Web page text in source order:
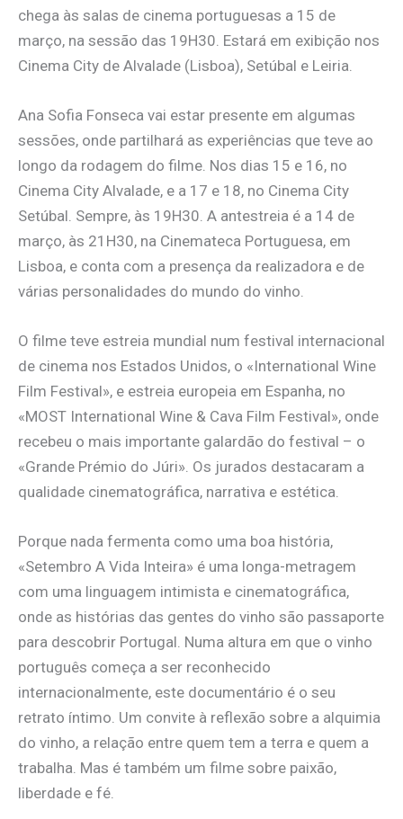
chega às salas de cinema portuguesas a 15 de
março, na sessão das 19H30. Estará em exibição nos
Cinema City de Alvalade (Lisboa), Setúbal e Leiria.
Ana Sofia Fonseca vai estar presente em algumas
sessões, onde partilhará as experiências que teve ao
longo da rodagem do filme. Nos dias 15 e 16, no
Cinema City Alvalade, e a 17 e 18, no Cinema City
Setúbal. Sempre, às 19H30. A antestreia é a 14 de
março, às 21H30, na Cinemateca Portuguesa, em
Lisboa, e conta com a presença da realizadora e de
várias personalidades do mundo do vinho.
O filme teve estreia mundial num festival internacional
de cinema nos Estados Unidos, o «International Wine
Film Festival», e estreia europeia em Espanha, no
«MOST International Wine & Cava Film Festival», onde
recebeu o mais importante galardão do festival – o
«Grande Prémio do Júri». Os jurados destacaram a
qualidade cinematográfica, narrativa e estética.
Porque nada fermenta como uma boa história,
«Setembro A Vida Inteira» é uma longa-metragem
com uma linguagem intimista e cinematográfica,
onde as histórias das gentes do vinho são passaporte
para descobrir Portugal. Numa altura em que o vinho
português começa a ser reconhecido
internacionalmente, este documentário é o seu
retrato íntimo. Um convite à reflexão sobre a alquimia
do vinho, a relação entre quem tem a terra e quem a
trabalha. Mas é também um filme sobre paixão,
liberdade e fé.